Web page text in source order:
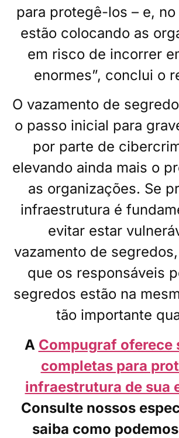
para protegê-los – e,
estão colocando as
em risco de incorrer
enormes”, conclui o
O vazamento de
o passo inicial para
por parte de
elevando ainda mais o
as organizações. Se
infraestrutura é
evitar estar
vazamento de
que os responsáveis
segredos estão na
tão importante
A Compugraf oferece
completas para
infraestrutura de sua
Consulte nossos
saiba como